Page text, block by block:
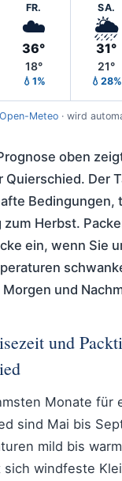
FR.
☁️
36°
18°
💧1%
SA.
🌦️
31°
21°
💧28%
Open-Meteo · wird
oben
Quierschied. Der
Bedingungen,
zum Herbst.
ein, wenn Sie
und
und
Monate für
sind Mai bis
mild bis
sich windfeste